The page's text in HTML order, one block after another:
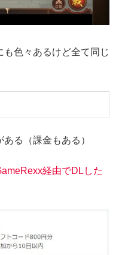
色々あるけど全て同じ
る（課金もある）
経由でDLした